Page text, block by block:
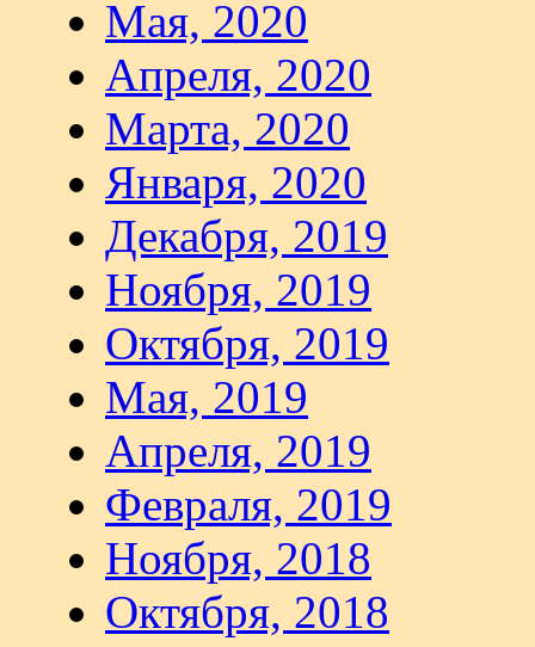
Мая, 2020
Апреля, 2020
Марта, 2020
Января, 2020
Декабря, 2019
Ноября, 2019
Октября, 2019
Мая, 2019
Апреля, 2019
Февраля, 2019
Ноября, 2018
Октября, 2018